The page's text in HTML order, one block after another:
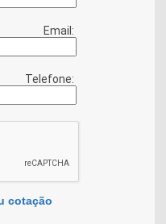
Email:
Telefone:
cotação